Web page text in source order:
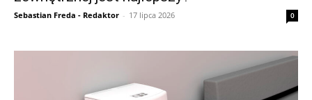
Sebastian Freda - Redaktor - 17 lipca 2026 0